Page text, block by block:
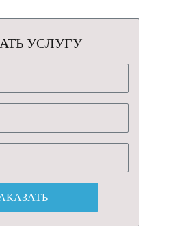
УСЛУГУ